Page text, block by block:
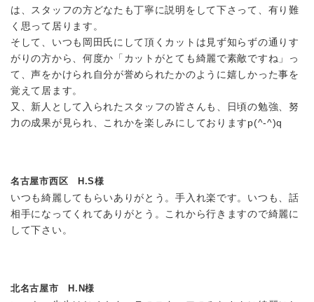
は、スタッフの方どなたも丁寧に説明をして下さって、有り難
く思って居ります。
そして、いつも岡田氏にして頂くカットは見ず知らずの通りす
がりの方から、何度か「カットがとても綺麗で素敵ですね」っ
て、声をかけられ自分が誉められたかのように嬉しかった事を
覚えて居ます。
又、新人として入られたスタッフの皆さんも、日頃の勉強、努
力の成果が見られ、これかを楽しみにしておりますp(^-^)q
名古屋市西区 H.S様
いつも綺麗してもらいありがとう。手入れ楽です。いつも、話
相手になってくれてありがとう。これから行きますので綺麗に
して下さい。
北名古屋市 H.N様